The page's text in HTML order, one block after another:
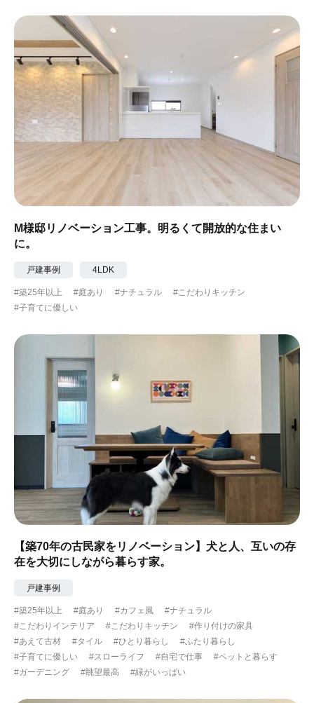
#ナチュラル #アジアンテイスト
#アンティーク調
#コンクリート壁 #ガラスブロック
#こだわりインテリア #こだわりキッチン
#自転車収納 #作り付けの家具 #あえて古材
#壁一面本棚
#ふたり暮らし
#300万円以下
M様邸リノベーション工事。明るくて開放的な住まい
に。
戸建事例 4LDK
#築25年以上 #庭あり #ナチュラル
#こだわりキッチン
#子育てに優しい
【築70年の古民家をリノベーション】犬と人、互いの存
在を大切にしながら暮らす家。
戸建事例
#築25年以上 #庭あり #カフェ風
#ナチュラル
#こだわりインテリア
#こだわりキッチン
#作り付けの家具
#あえて古材
#タイル #ひとり暮らし
#ふたり暮らし
#子育てに優しい
#スローライフ #自宅で仕事
#ペットと暮らす
#ガーデニング
#眺望最高 #緑がいっぱい